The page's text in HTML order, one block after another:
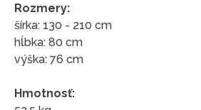
Rozmery:
šírka: 130 - 210 cm
hĺbka: 80 cm
výška: 76 cm
Hmotnosť: